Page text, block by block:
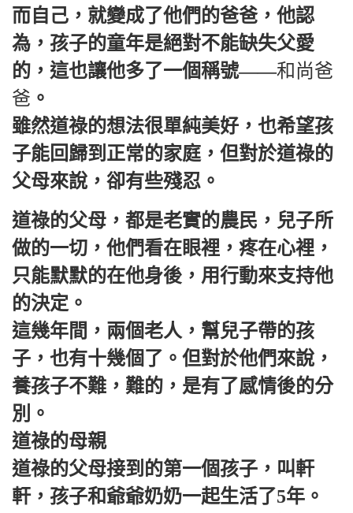
而自己，就變成了他們的爸爸，他認
為，孩子的童年是絕對不能缺失父愛
的，這也讓他多了一個稱號——和尚爸
爸 。
雖然道祿的想法很單純美好，也希望孩
子能回歸到正常的家庭，但對於道祿的
父母來說，卻有些殘忍。
道祿的父母，都是老實的農民，兒子所
做的一切，他們看在眼裡，疼在心裡，
只能默默的在他身後，用行動來支持他
的決定。
這幾年間，兩個老人，幫兒子帶的孩
子，也有十幾個了。但對於他們來說，
養孩子不難，難的，是有了感情後的分
別。
道祿的母親
道祿的父母接到的第一個孩子，叫軒
軒，孩子和爺爺奶奶一起生活了5年。